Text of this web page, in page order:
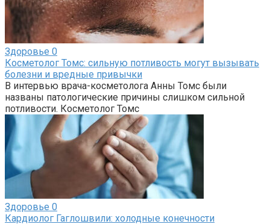
Здоровье 0
Косметолог Томс: сильную потливость могут вызывать
болезни и вредные привычки
В интервью врача-косметолога Анны Томс были
названы патологические причины слишком сильной
потливости. Косметолог Томс
Здоровье 0
Кардиолог Гаглошвили: холодные конечности